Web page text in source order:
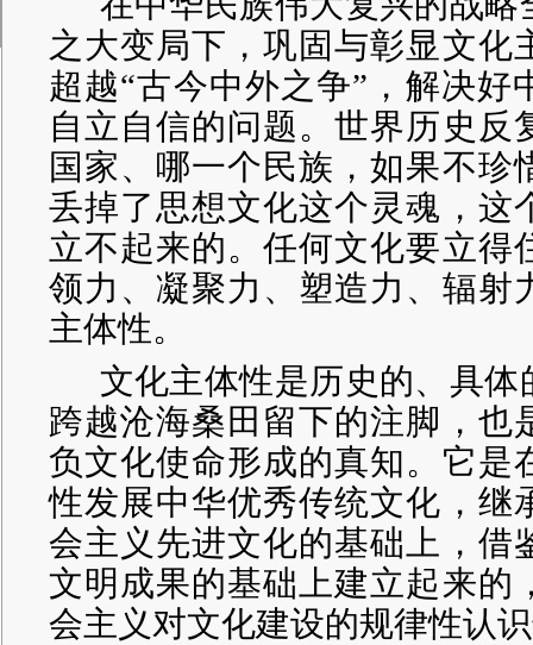
之大变局下，巩固与彰显文化
超越“古今中外之争”，解决好
自立自信的问题。世界历史反
国家、哪一个民族，如果不珍
丢掉了思想文化这个灵魂，这
立不起来的。任何文化要立得
领力、凝聚力、塑造力、辐射
主体性。
文化主体性是历史的、具
跨越沧海桑田留下的注脚，也
负文化使命形成的真知。它是
性发展中华优秀传统文化，继
会主义先进文化的基础上，借
文明成果的基础上建立起来的
会主义对文化建设的规律性认